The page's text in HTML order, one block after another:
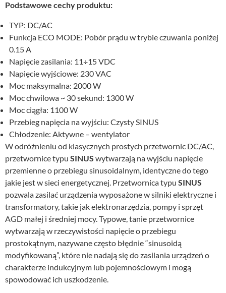
Podstawowe cechy produktu:
TYP: DC/AC
Funkcja ECO MODE: Pobór prądu w trybie czuwania poniżej
0.15 A
Napięcie zasilania: 11÷15 VDC
Napięcie wyjściowe: 230 VAC
Moc maksymalna: 2000 W
Moc chwilowa ~ 30 sekund: 1300 W
Moc ciągła: 1100 W
Przebieg napięcia na wyjściu: Czysty SINUS
Chłodzenie: Aktywne – wentylator
W odróżnieniu od klasycznych prostych przetwornic DC/AC,
przetwornice typu SINUS wytwarzają na wyjściu napięcie
przemienne o przebiegu sinusoidalnym, identyczne do tego
jakie jest w sieci energetycznej. Przetwornica typu SINUS
pozwala zasilać urządzenia wyposażone w silniki elektryczne i
transformatory, takie jak elektronarzędzia, pompy i sprzęt
AGD małej i średniej mocy. Typowe, tanie przetwornice
wytwarzają w rzeczywistości napięcie o przebiegu
prostokątnym, nazywane często błędnie “sinusoidą
modyfikowaną”, które nie nadają się do zasilania urządzeń o
charakterze indukcyjnym lub pojemnościowym i mogą
spowodować ich uszkodzenie.